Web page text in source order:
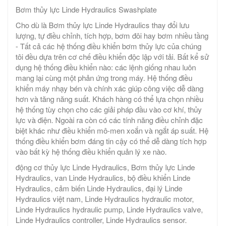
Bơm thủy lực Linde Hydraulics Swashplate
Cho dù là Bơm thủy lực Linde Hydraulics thay đổi lưu
lượng, tự điều chỉnh, tích hợp, bơm đôi hay bơm nhiều tầng
- Tất cả các hệ thống điều khiển bơm thủy lực của chúng
tôi đều dựa trên cơ chế điều khiển độc lập với tải. Bất kể sử
dụng hệ thống điều khiển nào: các lệnh giống nhau luôn
mang lại cùng một phản ứng trong máy. Hệ thống điều
khiển máy nhạy bén và chính xác giúp công việc dễ dàng
hơn và tăng năng suất. Khách hàng có thể lựa chọn nhiều
hệ thống tùy chọn cho các giải pháp đầu vào cơ khí, thủy
lực và điện. Ngoài ra còn có các tính năng điều chỉnh đặc
biệt khác như điều khiển mô-men xoắn và ngắt áp suất. Hệ
thống điều khiển bơm đáng tin cậy có thể dễ dàng tích hợp
vào bất kỳ hệ thống điều khiển quản lý xe nào.
động cơ thủy lực Linde Hydraulics, Bơm thủy lực Linde
Hydraulics, van Linde Hydraulics, bộ điều khiển Linde
Hydraulics, cảm biến Linde Hydraulics, đại lý Linde
Hydraulics việt nam, Linde Hydraulics hydraulic motor,
Linde Hydraulics hydraulic pump, Linde Hydraulics valve,
Linde Hydraulics controller, Linde Hydraulics sensor.